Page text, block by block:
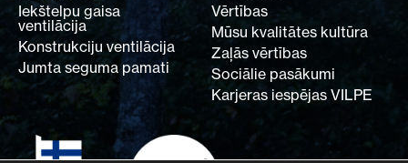
Iekštelpu gaisa
ventilācija
Konstrukciju ventilācija
Jumta seguma pamati
Vērtības
Mūsu kvalitātes kultūra
Zaļās vērtības
Sociālie pasākumi
Karjeras iespējas VILPE